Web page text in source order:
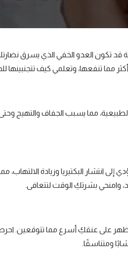
قد تكون العدو الخفي الذي يسرق
مما تنفعها، وتعلمي كيف تتجنبينها
الطبيعية، مما يسبب الجفاف والتهيج
البكتيريا وزيادة الالتهاب، مما
وامنحي بشرتكِ الوقت لتتعافى.
تظهر على عنقكِ أسرع مما تتوقعين.
ومتناسقًا.